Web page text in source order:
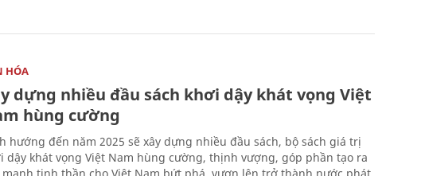
HÓA
dựng nhiều đầu sách khơi dậy khát vọng Việt
hùng cường
hướng đến năm 2025 sẽ xây dựng nhiều đầu sách, bộ sách giá trị
dậy khát vọng Việt Nam hùng cường, thịnh vượng, góp phần tạo ra